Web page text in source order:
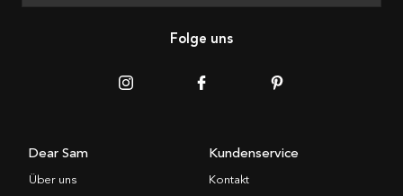
Folge uns
Dear Sam
Über uns
Kundenservice
Kontakt